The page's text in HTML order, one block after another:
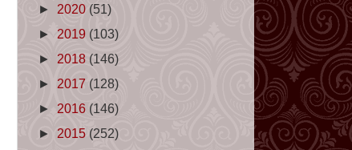
► 2020 (51)
► 2019 (103)
► 2018 (146)
► 2017 (128)
► 2016 (146)
► 2015 (252)